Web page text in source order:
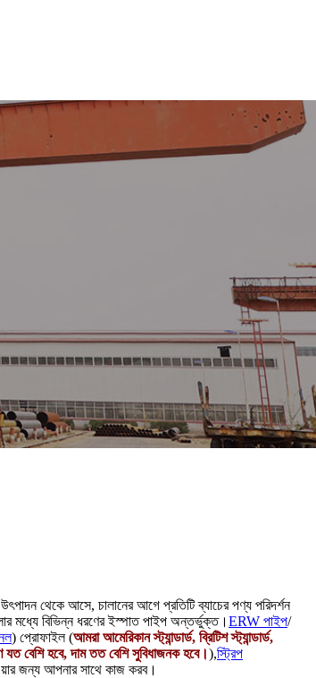
থেকে আসে, চালানের আগে প্রতিটি ব্যাচের পণ্য পরিদর্শন
মধ্যে বিভিন্ন ধরণের ইস্পাত পাইপ অন্তর্ভুক্ত। ERW পাইপ/
) প্রোফাইল (আমরা আমেরিকান স্ট্যান্ডার্ড, ব্রিটিশ স্ট্যান্ডার্ড,
যত বেশি হবে, দাম তত বেশি সুবিধাজনক হবে।),স্ট্রিপ
জন্য আপনার সাথে কাজ করব।